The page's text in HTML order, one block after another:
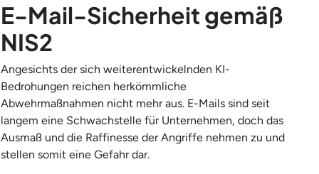
E-Mail-Sicherheit gemäß
NIS2
Angesichts der sich weiterentwickelnden KI-
Bedrohungen reichen herkömmliche
Abwehrmaßnahmen nicht mehr aus. E-Mails sind seit
langem eine Schwachstelle für Unternehmen, doch das
Ausmaß und die Raffinesse der Angriffe nehmen zu und
stellen somit eine Gefahr dar.